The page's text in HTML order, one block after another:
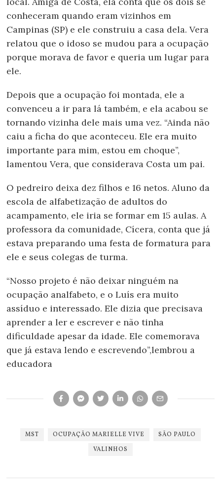
conheceram quando eram vizinhos em
Campinas (SP) e ele construiu a casa dela. Vera
relatou que o idoso se mudou para a ocupação
porque morava de favor e queria um lugar para
ele.
Depois que a ocupação foi montada, ele a
convenceu a ir para lá também, e ela acabou se
tornando vizinha dele mais uma vez. “Ainda não
caiu a ficha do que aconteceu. Ele era muito
importante para mim, estou em choque”,
lamentou Vera, que considerava Costa um pai.
O pedreiro deixa dez filhos e 16 netos. Aluno da
escola de alfabetização de adultos do
acampamento, ele iria se formar em 15 aulas. A
professora da comunidade, Cícera, conta que já
estava preparando uma festa de formatura para
ele e seus colegas de turma.
“Nosso projeto é não deixar ninguém na
ocupação analfabeto, e o Luís era muito
assíduo e interessado. Ele dizia que precisava
aprender a ler e escrever e não tinha
dificuldade apesar da idade. Ele comemorava
que já estava lendo e escrevendo”,lembrou a
educadora
MST OCUPAÇÃO MARIELLE VIVE
SÃO PAULO
VALINHOS